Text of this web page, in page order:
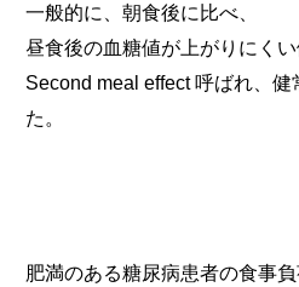
一般的に、朝食後に比べ、
昼食後の血糖値が上がりにくい
Second meal effect 呼ばれ、
た。
肥満のある糖尿病患者の食事負